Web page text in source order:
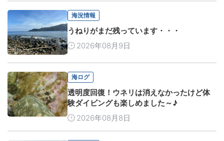
海況情報
うねりがまだ残っています・・・
2026年08月9日
海ログ
透明度回復！ウネリは消えなかったけど体
験ダイビングも楽しめました～♪
2026年08月8日